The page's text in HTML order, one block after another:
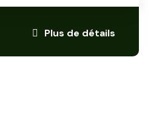
Plus de détails